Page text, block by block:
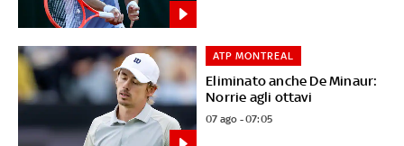
Eliminato anche De Minaur:
Norrie agli ottavi
ATP MONTREAL
07 ago - 07:05